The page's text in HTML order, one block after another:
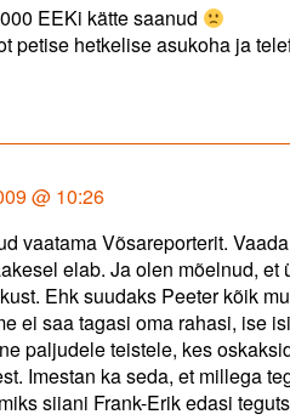
EEKi kätte saanud
petise hetkelise asukoha ja
@ 10:26
vaatama Võsareporterit.
elab. Ja olen mõelnud,
Ehk suudaks Peeter kõik
ei saa tagasi oma rahasi, ise
paljudele teistele, kes
Imestan ka seda, et millega
siiani Frank-Erik edasi